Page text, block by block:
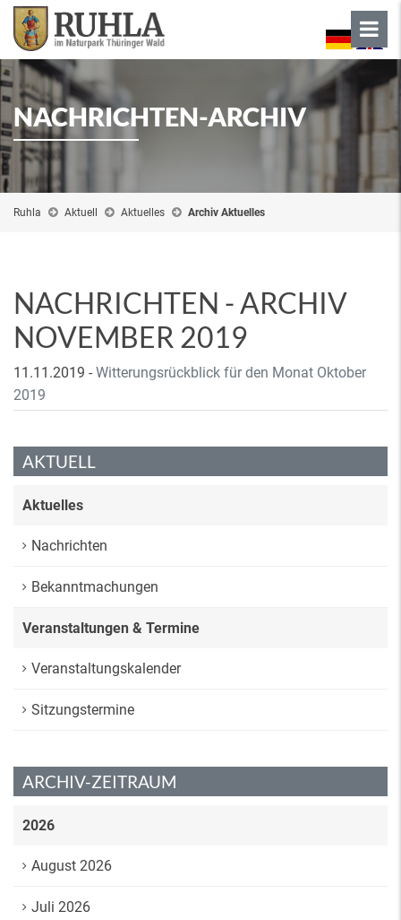
NACHRICHTEN-ARCHIV
Ruhla Aktuell Aktuelles Archiv Aktuelles
NACHRICHTEN - ARCHIV
NOVEMBER 2019
11.11.2019 - Witterungsrückblick für den Monat Oktober
2019
AKTUELL
Aktuelles
Nachrichten
Bekanntmachungen
Veranstaltungen & Termine
Veranstaltungskalender
Sitzungstermine
ARCHIV-ZEITRAUM
2026
August 2026
Juli 2026